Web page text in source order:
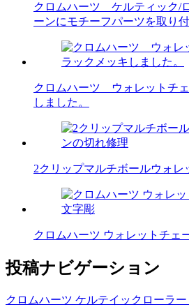
クロムハーツ ケルティック/
ーンにモチーフパーツを取り
クロムハーツ ウォレットチ
しました。
2クリップマルチボールウォ
クロムハーツ ウォレットチェ
投稿ナビゲーション
クロムハーツ ケルテイックローラ